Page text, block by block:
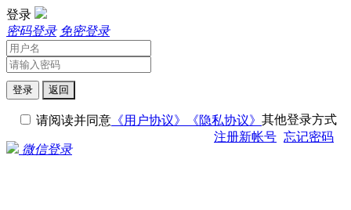
登录
密码登录 免密登录
登录 返回
请阅读并同意 《用户协议》
《隐私协议》
注册新帐号 忘记密码
其他登录方式
微信登录